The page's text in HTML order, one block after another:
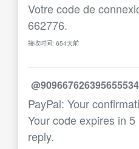
Votre code de
662776.
接收时间: 654天前
PayPal: Your
Your code expires in
reply.